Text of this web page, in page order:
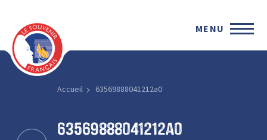
MENU
Accueil 63569888041212a0
63569888041212a0